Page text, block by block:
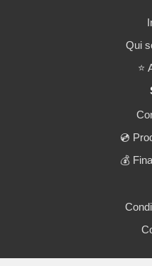
Qui
⭐
💿
💰